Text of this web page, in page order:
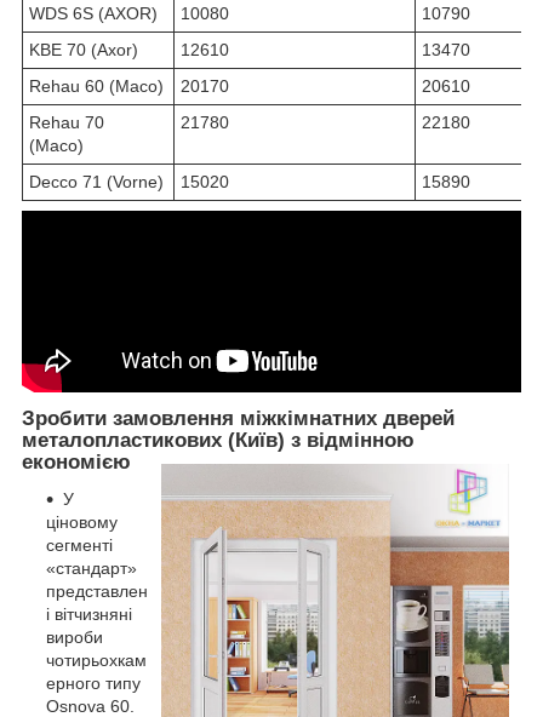
WDS 6S (AXOR) 10080
10790
KBE 70 (Axor)
12610
13470
Rehau 60 (Maco)
20170
20610
Rehau 70
(Maco)
21780 22180
Decco 71 (Vorne) 15020 15890
Зробити замовлення міжкімнатних дверей
металопластикових (Київ) з відмінною
економією
У
ціновому
сегменті
«стандарт»
представлен
і вітчизняні
вироби
чотирьохкам
ерного типу
Osnova 60.